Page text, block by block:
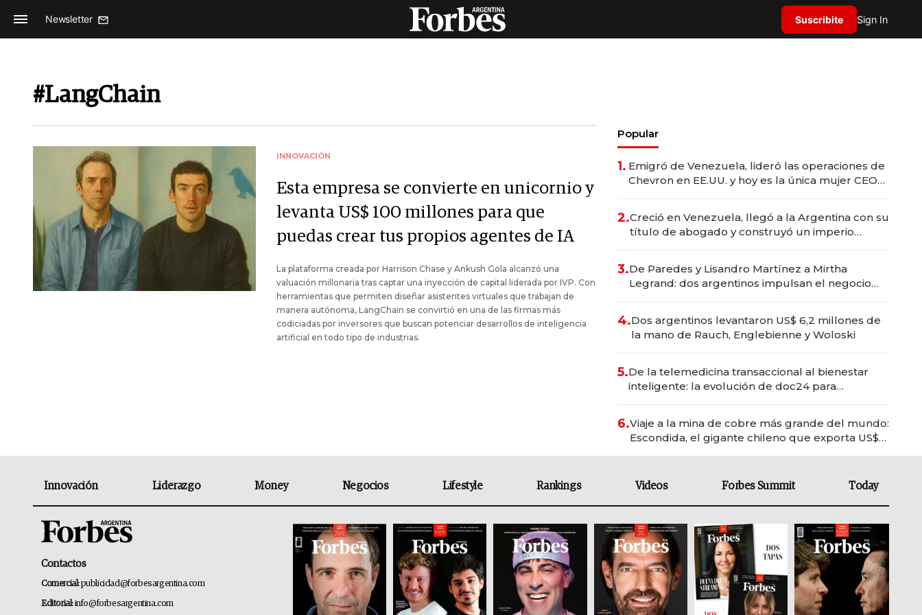
Newsletter Suscribite Sign In
#LangChain
INNOVACIÓN
Esta empresa se convierte en unicornio y
levanta US$ 100 millones para que
puedas crear tus propios agentes de IA
La plataforma creada por Harrison Chase y Ankush Gola alcanzó una
valuación millonaria tras captar una inyección de capital liderada por IVP. Con
herramientas que permiten diseñar asistentes virtuales que trabajan de
manera autónoma, LangChain se convirtió en una de las firmas más
codiciadas por inversores que buscan potenciar desarrollos de inteligencia
artificial en todo tipo de industrias.
Popular
1. Emigró de Venezuela, lideró las operaciones de
Chevron en EE.UU. y hoy es la única mujer CEO
2.Creció en Venezuela, llegó a la Argentina con su
título de abogado y construyó un imperio
3.De Paredes y Lisandro Martínez a Mirtha
Legrand: dos argentinos impulsan el negocio
4.Dos argentinos levantaron US$ 6,2 millones de
la mano de Rauch, Englebienne y Woloski
5.De la telemedicina transaccional al bienestar
inteligente: la evolución de doc24 para
6.Viaje a la mina de cobre más grande del mundo:
Escondida, el gigante chileno que exporta US$
Innovación Liderazgo Money Negocios Lifestyle Rankings Videos Forbes Summit Today
Contactos
Comercial:publicidad@forbesargentina.com
Editorial:info@forbesargentina.com